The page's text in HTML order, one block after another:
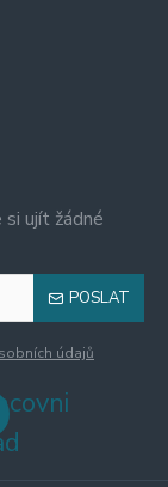
ujít žádné
POSLAT
údajů